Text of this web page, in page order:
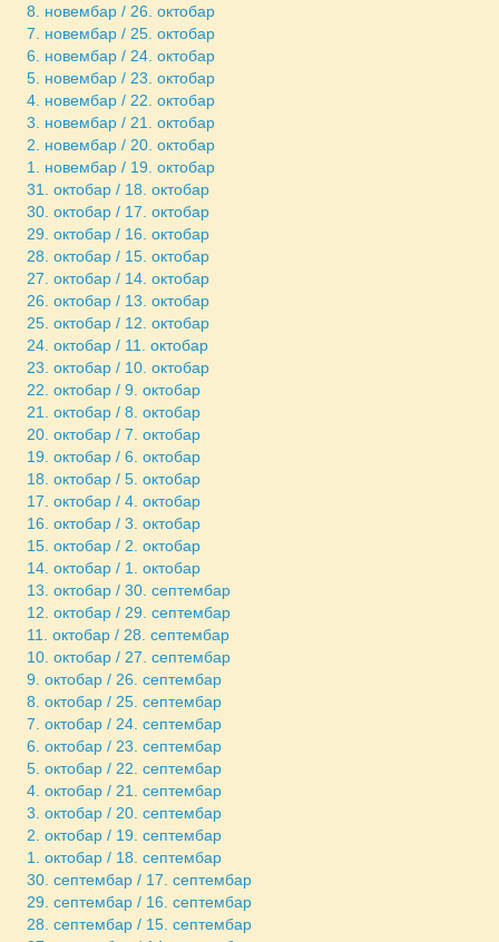
8. новембар / 26. октобар
7. новембар / 25. октобар
6. новембар / 24. октобар
5. новембар / 23. октобар
4. новембар / 22. октобар
3. новембар / 21. октобар
2. новембар / 20. октобар
1. новембар / 19. октобар
31. октобар / 18. октобар
30. октобар / 17. октобар
29. октобар / 16. октобар
28. октобар / 15. октобар
27. октобар / 14. октобар
26. октобар / 13. октобар
25. октобар / 12. октобар
24. октобар / 11. октобар
23. октобар / 10. октобар
22. октобар / 9. октобар
21. октобар / 8. октобар
20. октобар / 7. октобар
19. октобар / 6. октобар
18. октобар / 5. октобар
17. октобар / 4. октобар
16. октобар / 3. октобар
15. октобар / 2. октобар
14. октобар / 1. октобар
13. октобар / 30. септембар
12. октобар / 29. септембар
11. октобар / 28. септембар
10. октобар / 27. септембар
9. октобар / 26. септембар
8. октобар / 25. септембар
7. октобар / 24. септембар
6. октобар / 23. септембар
5. октобар / 22. септембар
4. октобар / 21. септембар
3. октобар / 20. септембар
2. октобар / 19. септембар
1. октобар / 18. септембар
30. септембар / 17. септембар
29. септембар / 16. септембар
28. септембар / 15. септембар